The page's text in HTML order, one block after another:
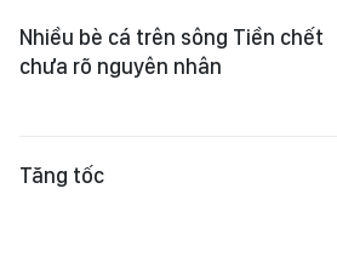
Nhiều bè cá trên sông Tiền chết
chưa rõ nguyên nhân
Tăng tốc